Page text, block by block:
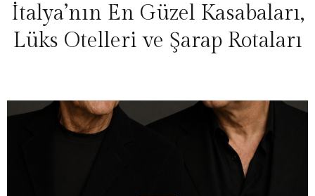
İtalya’nın En Güzel Kasabaları,
Lüks Otelleri ve Şarap Rotaları